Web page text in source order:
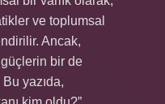
ve toplumsal
Ancak,
bir de
yazıda,